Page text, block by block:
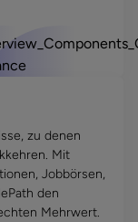
zu denen
Mit
Jobbörsen,
den
Mehrwert.